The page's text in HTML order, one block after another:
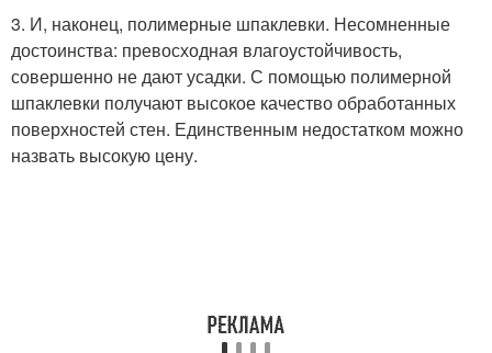
3. И, наконец, полимерные шпаклевки. Несомненные
достоинства: превосходная влагоустойчивость,
совершенно не дают усадки. С помощью полимерной
шпаклевки получают высокое качество обработанных
поверхностей стен. Единственным недостатком можно
назвать высокую цену.